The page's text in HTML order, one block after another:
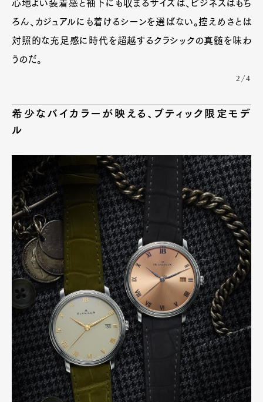
心地よい装着感と袖下にも収まるサイズは、ビジネスはもち
ろん、カジュアルにも着けるシーンを選ばない。控えめさとは
対照的な充足感に時代を超越するクラシックの真髄を味わ
うのだ。
2/4
希少なバイカラーが映える、ブティック限定モデ
ル